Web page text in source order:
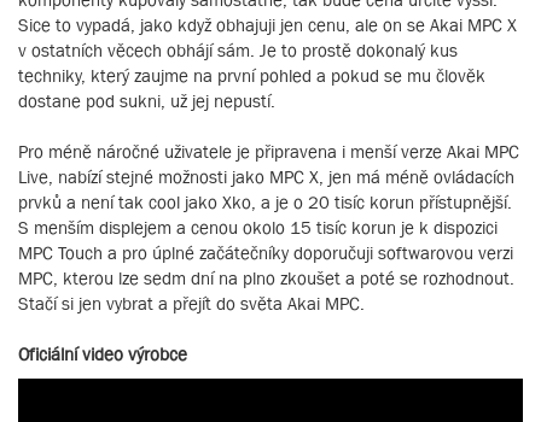
Sice to vypadá, jako když obhajuji jen cenu, ale on se Akai MPC X
v ostatních věcech obhájí sám. Je to prostě dokonalý kus
techniky, který zaujme na první pohled a pokud se mu člověk
dostane pod sukni, už jej nepustí.
Pro méně náročné uživatele je připravena i menší verze Akai MPC
Live, nabízí stejné možnosti jako MPC X, jen má méně ovládacích
prvků a není tak cool jako Xko, a je o 20 tisíc korun přístupnější.
S menším displejem a cenou okolo 15 tisíc korun je k dispozici
MPC Touch a pro úplné začátečníky doporučuji softwarovou verzi
MPC, kterou lze sedm dní na plno zkoušet a poté se rozhodnout.
Stačí si jen vybrat a přejít do světa Akai MPC.
Oficiální video výrobce